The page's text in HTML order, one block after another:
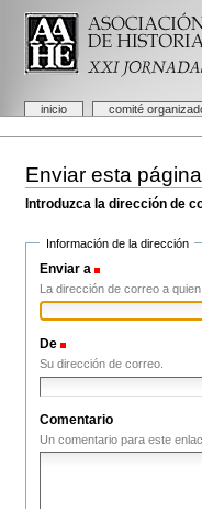
contenido.
Saltar
navegación
Secciones
inicio comité
Herramientas
Personales
Enviar esta
Introduzca la dirección de
Información de la dirección
Enviar a
La dirección de correo a
De
Su dirección de correo.
Comentario
Un comentario para este